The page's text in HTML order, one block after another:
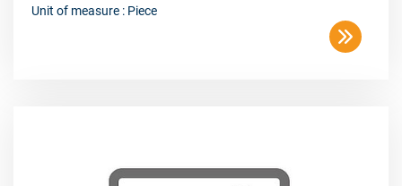
Unit of measure : Piece